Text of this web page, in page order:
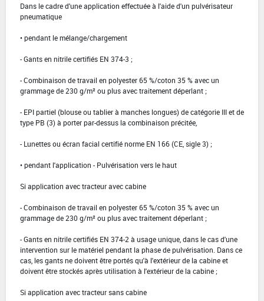
Dans le cadre d'une application effectuée à l'aide d'un pulvérisateur
pneumatique
• pendant le mélange/chargement
- Gants en nitrile certifiés EN 374-3 ;
- Combinaison de travail en polyester 65 %/coton 35 % avec un
grammage de 230 g/m² ou plus avec traitement déperlant ;
- EPI partiel (blouse ou tablier à manches longues) de catégorie III et de
type PB (3) à porter par-dessus la combinaison précitée,
- Lunettes ou écran facial certifié norme EN 166 (CE, sigle 3) ;
• pendant l'application - Pulvérisation vers le haut
Si application avec tracteur avec cabine
- Combinaison de travail en polyester 65 %/coton 35 % avec un
grammage de 230 g/m² ou plus avec traitement déperlant ;
- Gants en nitrile certifiés EN 374-2 à usage unique, dans le cas d'une
intervention sur le matériel pendant la phase de pulvérisation. Dans ce
cas, les gants ne doivent être portés qu'à l'extérieur de la cabine et
doivent être stockés après utilisation à l'extérieur de la cabine ;
Si application avec tracteur sans cabine